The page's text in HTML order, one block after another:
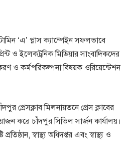
‘এ’ প্লাস ক্যাম্পেইন সফলভাবে
ও ইলেকট্রনিক মিডিয়ার সাংবাদিকদের
ও কর্মপরিকল্পনা বিষয়ক ওরিয়েন্টেশন
প্রেসক্লাব মিলনায়তনে প্রেস ক্লাবের
করে চাঁদপুর সিভিল সার্জন কার্যালয়।
স্বাস্থ্য অধিদপ্তর এবং স্বাস্থ্য ও